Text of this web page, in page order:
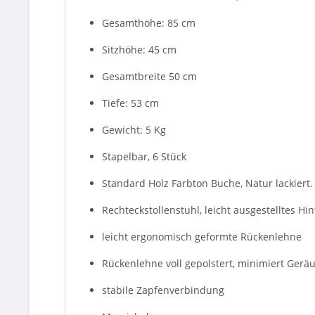
Gesamthöhe: 85 cm
Sitzhöhe: 45 cm
Gesamtbreite 50 cm
Tiefe: 53 cm
Gewicht: 5 Kg
Stapelbar, 6 Stück
Standard Holz Farbton Buche, Natur lackiert.
Rechteckstollenstuhl, leicht ausgestelltes
leicht ergonomisch geformte Rückenlehne
Rückenlehne voll gepolstert, minimiert
stabile Zapfenverbindung